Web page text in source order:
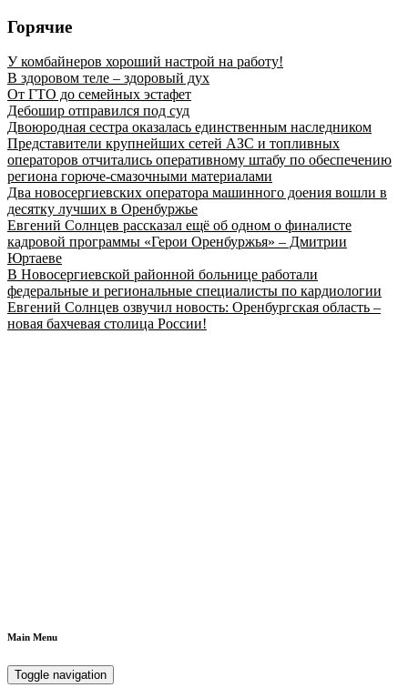
Горячие
У комбайнеров хороший настрой на работу!
В здоровом теле – здоровый дух
От ГТО до семейных эстафет
Дебошир отправился под суд
Двоюродная сестра оказалась единственным наследником
Представители крупнейших сетей АЗС и топливных
операторов отчитались оперативному штабу по обеспечению
региона горюче‑смазочными материалами
Два новосергиевских оператора машинного доения вошли в
десятку лучших в Оренбуржье
Евгений Солнцев рассказал ещё об одном о финалисте
кадровой программы «Герои Оренбуржья» – Дмитрии
Юртаеве
В Новосергиевской районной больнице работали
федеральные и региональные специалисты по кардиологии
Евгений Солнцев озвучил новость: Оренбургская область –
новая бахчевая столица России!
Main Menu
Toggle navigation